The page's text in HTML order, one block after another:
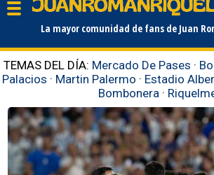
La mayor comunidad de fans de Juan
TEMAS DEL DÍA: Mercado De Pases ·
Palacios · Martin Palermo · Estadio
Bombonera ·